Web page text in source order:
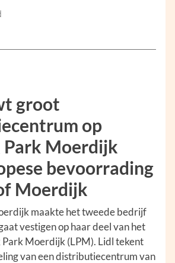
groot
op
Park Moerdijk
bevoorrading
Moerdijk
maakte het tweede bedrijf
vestigen op haar deel van het
Park Moerdijk (LPM). Lidl tekent
van een distributiecentrum van